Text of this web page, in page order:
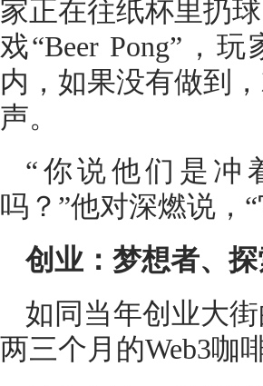
家正在往纸杯里扔
戏“Beer Pong”，
内，如果没有做到
声。
“你说他们是冲
吗？”他对深燃说，
创业：梦想者、
如同当年创业大
两三个月的Web3咖